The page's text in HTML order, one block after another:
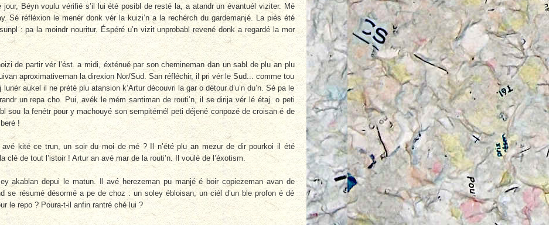
Béyn voulu vérifié s’il lui été posibl de resté la, a atandr un évantuél viziter. Mé
Sé réfléxion le menér donk vér la kuizi’n a la rechérch du gardemanjé. La piés été
: pa la moindr nouritur. Éspéré u’n vizit unprobabl revené donk a regardé la mor
de partir vér l’ést. a midi, éxténué par son chemineman dan un sabl de plu an plu
aproximativeman la direxion Nor/Sud. San réfléchir, il pri vér le Sud... comme tou
aukel il ne prété plu atansion k’Artur découvri la gar o détour d’u’n du’n. Sé pa le
un repa cho. Pui, avék le mém santiman de routi’n, il se dirija vér lé étaj. o peti
sou la fenétr pour y machouyé son sempitérnél peti déjené conpozé de croisan é de
!
avé kité ce trun, un soir du moi de mé ? Il n’été plu an mezur de dir pourkoi il été
clé de tout l’istoir ! Artur an avé mar de la routi’n. Il voulé de l’éxotism.
akablan depui le matun. Il avé herezeman pu manjé é boir copiezeman avan de
se résumé désormé a pe de choz : un soley ébloisan, un ciél d’un ble profon é dé
le repo ? Poura-t-il anfin rantré ché lui ?